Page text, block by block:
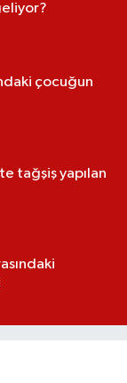
çocuğun
tağşiş yapılan